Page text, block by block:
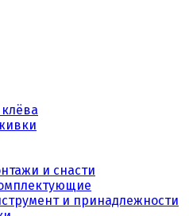
и снасти
и принадлежности